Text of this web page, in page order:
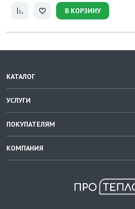
В КОРЗИНУ
КАТАЛОГ
УСЛУГИ
ПОКУПАТЕЛЯМ
КОМПАНИЯ